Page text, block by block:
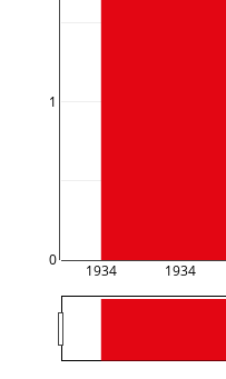
1934 1934
0
1